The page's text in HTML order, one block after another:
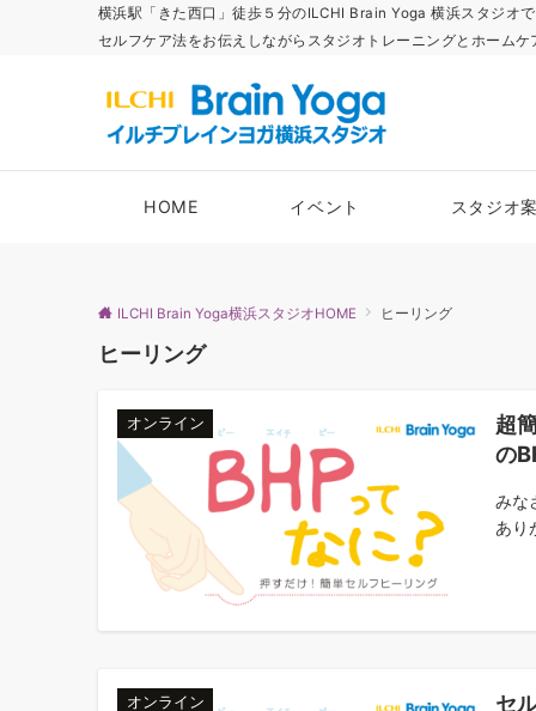
横浜駅「きた西口」徒歩５分のILCHI Brain Yoga 横浜スタジオ
セルフケア法をお伝えしながらスタジオトレーニングとホーム
HOME イベント スタジオ
ILCHI Brain Yoga横浜スタジオHOME ヒーリング
ヒーリング
オンライン
超
の
みな
あり
オンライン セ